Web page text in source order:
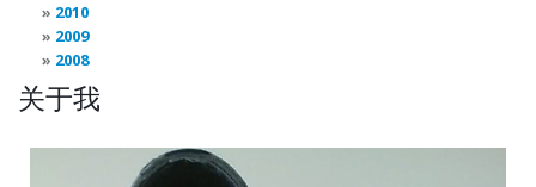
2010
2009
2008
关于我